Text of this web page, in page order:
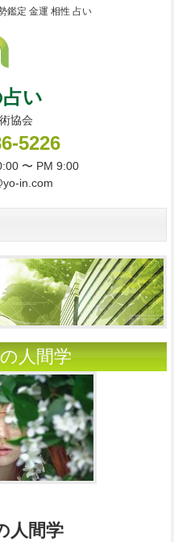
鑑定 金運 相性 占い
い
協会
5226
〜 PM 9:00
in.com
人間学
人間学